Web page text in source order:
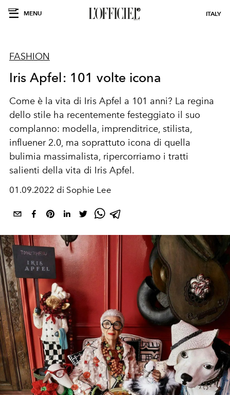
MENU ITALY
FASHION
Iris Apfel: 101 volte icona
Come è la vita di Iris Apfel a 101 anni? La regina
dello stile ha recentemente festeggiato il suo
complanno: modella, imprenditrice, stilista,
influener 2.0, ma soprattuto icona di quella
bulimia massimalista, ripercorriamo i tratti
salienti della vita di Iris Apfel.
01.09.2022 di Sophie Lee